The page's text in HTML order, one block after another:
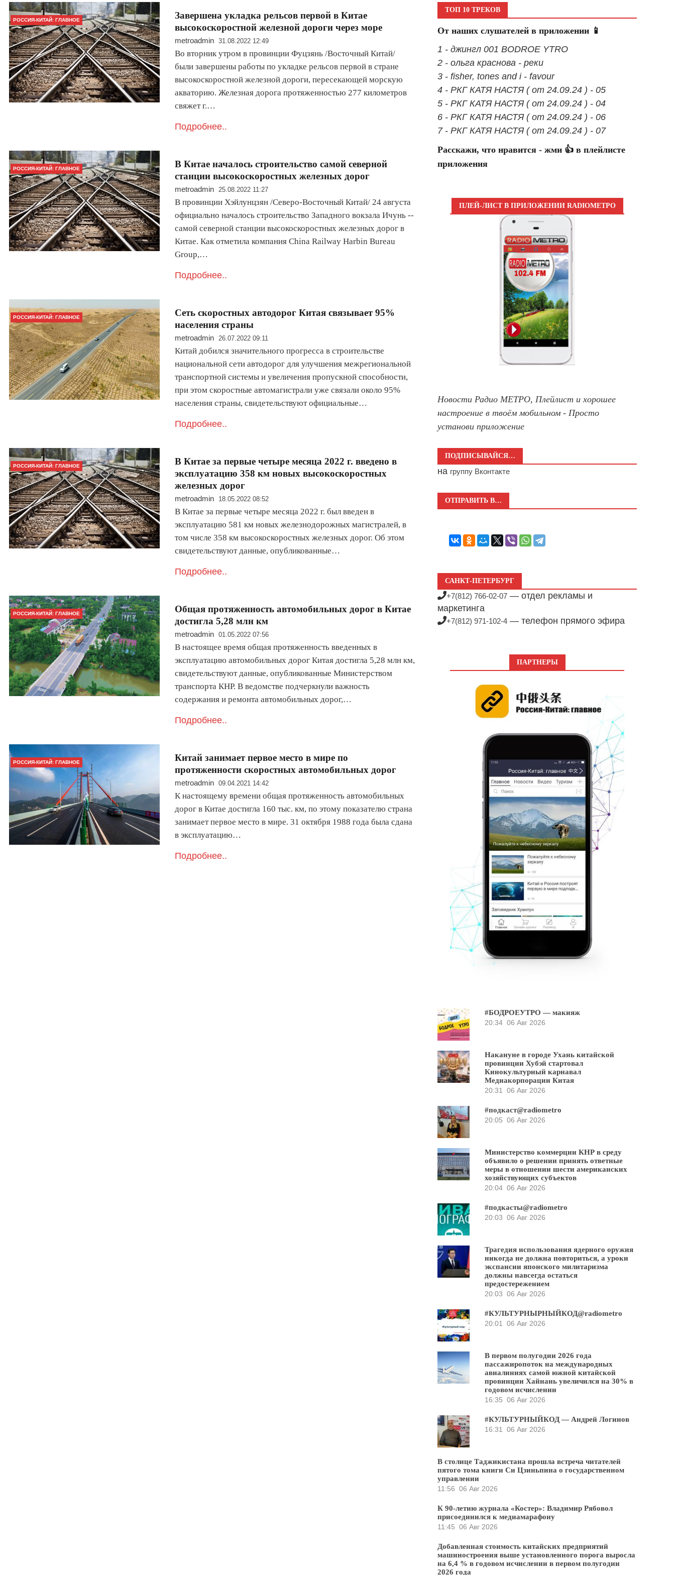
РОССИЯ-КИТАЙ: ГЛАВНОЕ
Завершена укладка рельсов первой в Китае
высокоскоростной железной дороги через море
metroadmin 31.08.2022 12:49
Во вторник утром в провинции Фуцзянь /Восточный Китай/
были завершены работы по укладке рельсов первой в стране
высокоскоростной железной дороги, пересекающей морскую
акваторию. Железная дорога протяженностью 277 километров
свяжет г.…
Подробнее..
РОССИЯ-КИТАЙ: ГЛАВНОЕ
В Китае началось строительство самой северной
станции высокоскоростных железных дорог
metroadmin 25.08.2022 11:27
В провинции Хэйлунцзян /Северо-Восточный Китай/ 24 августа
официально началось строительство Западного вокзала Ичунь --
самой северной станции высокоскоростных железных дорог в
Китае. Как отметила компания China Railway Harbin Bureau
Group,…
Подробнее..
РОССИЯ-КИТАЙ: ГЛАВНОЕ
​Сеть скоростных автодорог Китая связывает 95%
населения страны
metroadmin 26.07.2022 09:11
Китай добился значительного прогресса в строительстве
национальной сети автодорог для улучшения межрегиональной
транспортной системы и увеличения пропускной способности,
при этом скоростные автомагистрали уже связали около 95%
населения страны, свидетельствуют официальные…
Подробнее..
РОССИЯ-КИТАЙ: ГЛАВНОЕ
В Китае за первые четыре месяца 2022 г. введено в
эксплуатацию 358 км новых высокоскоростных
железных дорог
metroadmin 18.05.2022 08:52
В Китае за первые четыре месяца 2022 г. был введен в
эксплуатацию 581 км новых железнодорожных магистралей, в
том числе 358 км высокоскоростных железных дорог. Об этом
свидетельствуют данные, опубликованные…
Подробнее..
РОССИЯ-КИТАЙ: ГЛАВНОЕ
Общая протяженность автомобильных дорог в Китае
достигла 5,28 млн км
metroadmin 01.05.2022 07:56
В настоящее время общая протяженность введенных в
эксплуатацию автомобильных дорог Китая достигла 5,28 млн км,
свидетельствуют данные, опубликованные Министерством
транспорта КНР. В ведомстве подчеркнули важность
содержания и ремонта автомобильных дорог,…
Подробнее..
РОССИЯ-КИТАЙ: ГЛАВНОЕ
Китай занимает первое место в мире по
протяженности скоростных автомобильных дорог
metroadmin 09.04.2021 14:42
К настоящему времени общая протяженность автомобильных
дорог в Китае достигла 160 тыс. км, по этому показателю страна
занимает первое место в мире. 31 октября 1988 года была сдана
в эксплуатацию…
Подробнее..
ТОП 10 ТРЕКОВ
От наших слушателей в приложении 📱
1 - джингл 001 BODROE YTRO
2 - ольга краснова - реки
3 - fisher, tones and i - favour
4 - РКГ КАТЯ НАСТЯ ( от 24.09.24 ) - 05
5 - РКГ КАТЯ НАСТЯ ( от 24.09.24 ) - 04
6 - РКГ КАТЯ НАСТЯ ( от 24.09.24 ) - 06
7 - РКГ КАТЯ НАСТЯ ( от 24.09.24 ) - 07
Расскажи, что нравится - жми 👍 в плейлисте
приложения
ПЛЕЙ-ЛИСТ В ПРИЛОЖЕНИИ RADIOМЕТРО
Новости Радио МЕТРО, Плейлист и хорошее
настроение в твоём мобильном - Просто
установи приложение
ПОДПИСЫВАЙСЯ…
на группу Вконтакте
ОТПРАВИТЬ В…
САНКТ-ПЕТЕРБУРГ
+7(812) 766-02-07 — отдел рекламы и
маркетинга
+7(812) 971-102-4 — телефон прямого эфира
ПАРТНЕРЫ
#БОДРОЕУТРО — макияж
20:34 06 Авг 2026
Накануне в городе Ухань китайской
провинции Хубэй стартовал
Кинокультурный карнавал
Медиакорпорации Китая
20:31
06 Авг 2026
#подкаст@radiometro
20:05 06 Авг 2026
Министерство коммерции КНР в среду
объявило о решении принять ответные
меры в отношении шести американских
хозяйствующих субъектов
20:04 06 Авг 2026
#подкасты@radiometro
20:03 06 Авг 2026
Трагедия использования ядерного оружия
никогда не должна повториться, а уроки
экспансии японского милитаризма
должны навсегда остаться
предостережением
20:03 06 Авг 2026
#КУЛЬТУРНЫРНЫЙКОД@radiometro
20:01
06 Авг 2026
В первом полугодии 2026 года
пассажиропоток на международных
авиалиниях самой южной китайской
провинции Хайнань увеличился на 30% в
годовом исчислении
16:35 06 Авг 2026
#КУЛЬТУРНЫЙКОД — Андрей Логинов
16:31
06 Авг 2026
В столице Таджикистана прошла встреча читателей
пятого тома книги Си Цзиньпина о государственном
управлении
11:56 06 Авг 2026
К 90-летию журнала «Костер»: Владимир Рябовол
присоединился к медиамарафону
11:45 06 Авг 2026
Добавленная стоимость китайских предприятий
машиностроения выше установленного порога выросла
на 6,4 % в годовом исчислении в первом полугодии
2026 года